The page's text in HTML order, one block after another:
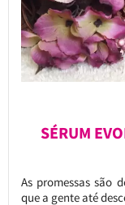
SÉRUM
As promessas são
que a gente até